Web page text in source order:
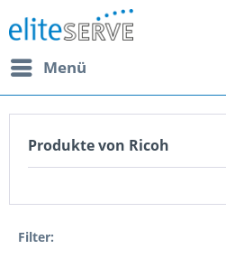
Menü
Produkte von Ricoh
Filter: